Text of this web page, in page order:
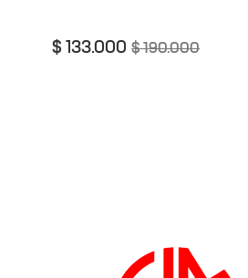
$190.000
$ 133.000